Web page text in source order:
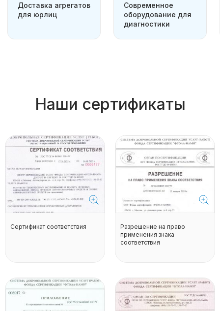
Доставка агрегатов
для юрлиц
Современное
оборудование для
диагностики
Наши сертификаты
Сертификат соответствия
Разрешение на право
применения знака
соответствия